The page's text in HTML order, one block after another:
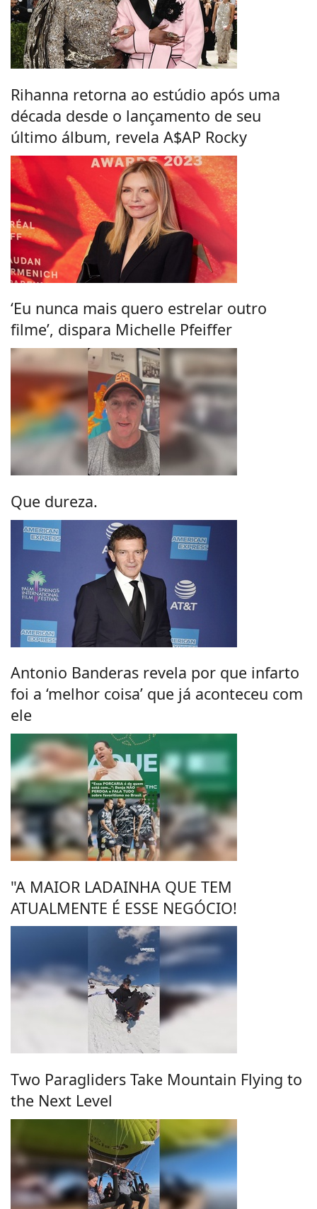
Rihanna retorna ao estúdio após uma
década desde o lançamento de seu
último álbum, revela A$AP Rocky
‘Eu nunca mais quero estrelar outro
filme’, dispara Michelle Pfeiffer
Que dureza.
Antonio Banderas revela por que infarto
foi a ‘melhor coisa’ que já aconteceu com
ele
"A MAIOR LADAINHA QUE TEM
ATUALMENTE É ESSE NEGÓCIO!
Two Paragliders Take Mountain Flying to
the Next Level